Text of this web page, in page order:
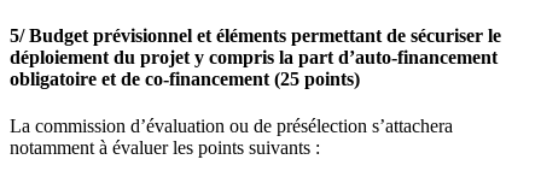
5/ Budget prévisionnel et éléments permettant de sécuriser le
déploiement du projet y compris la part d’auto-financement
obligatoire et de co-financement (25 points)
La commission d’évaluation ou de présélection s’attachera
notamment à évaluer les points suivants :